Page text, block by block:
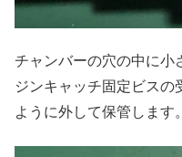
チャンバーの穴の中に小
ジンキャッチ固定ビスの
ように外して保管します。